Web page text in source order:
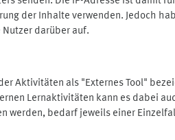
der Inhalte verwenden. Jedoch
darüber auf.
Aktivitäten als "Externes Tool"
Lernaktivitäten kann es dabei
werden, bedarf jeweils einer